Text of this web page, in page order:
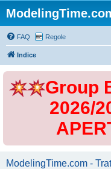
FAQ Regole
Indice
Group
2026/
ModelingTime.com -